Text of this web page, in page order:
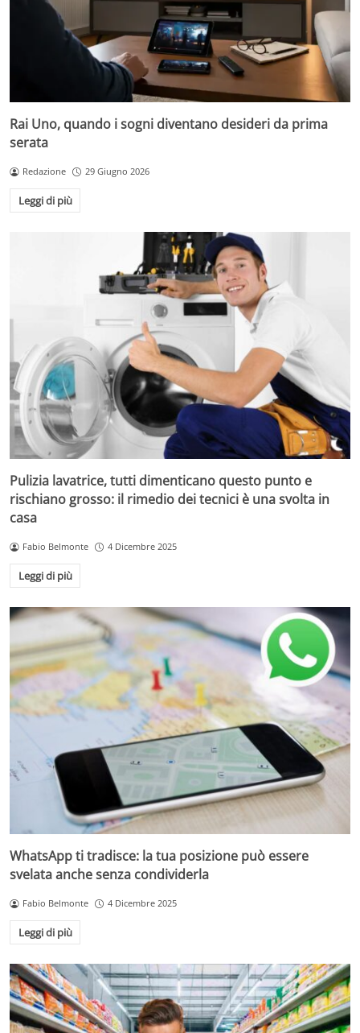
Rai Uno, quando i sogni diventano desideri da prima
serata
Redazione 29 Giugno 2026
Leggi di più
Pulizia lavatrice, tutti dimenticano questo punto e
rischiano grosso: il rimedio dei tecnici è una svolta in
casa
Fabio Belmonte 4 Dicembre 2025
Leggi di più
WhatsApp ti tradisce: la tua posizione può essere
svelata anche senza condividerla
Fabio Belmonte 4 Dicembre 2025
Leggi di più